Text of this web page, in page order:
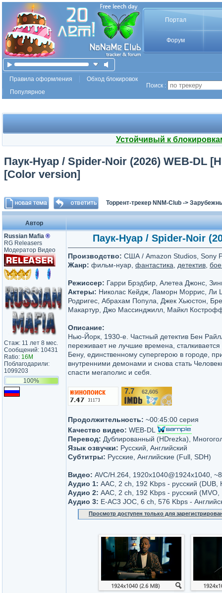
Портал
Форум
Правила оформления
Обход блокировок
Популярное
Поиск :
Устойчивый к
Паук-Нуар / Spider-Noir (2026) WEB-DL
[Color version]
Торрент-трекер NNM-Club ->
Автор
Russian Mafia ®
RG Releasers
Модератор Видео
Стаж: 11 лет 8 мес.
Сообщений: 10431
Ratio: 16M
Поблагодарили:
1099203
100%
Паук-Нуар / Spider-Noir
Производство: США / Amazon Studios, Sony
Жанр: фильм-нуар, фантастика детектив
Режиссер: Гарри Брэдбир, Алетеа Джонс,
Актеры: Николас Кейдж, Ламорн Моррис, Ли
Родригес, Абрахам Попула, Джек Хьюстон,
Макартур, Джо Массинджилл, Майкл
Описание:
Нью-Йорк, 1930-е. Частный детектив Бен
переживает не лучшие времена,
Бену, единственному супергерою в городе,
внутренними демонами и снова стать
спасти мегаполис и себя.
7.7 62,605
Продолжительность: ~00:45:00 серия
Качество видео: WEB-DL
Перевод: Дублированный (HDrezka),
Язык озвучки: Русский, Английский
Субтитры: Русские, Английские (Full, SDH)
Видео: AVC/H.264, 1920x1040@1924x1040,
Аудио 1: AАС, 2 ch, 192 Kbps - русский (DUB,
Аудио 2: AАС, 2 ch, 192 Kbps - русский (MVO,
Аудио 3: E-AC3 JOC, 6 ch, 576 Kbps -
Просмотр доступен только для